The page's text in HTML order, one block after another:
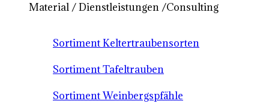
Material / Dienstleistungen /Consulting
Sortiment Keltertraubensorten
Sortiment Tafeltrauben
Sortiment Weinbergspfähle